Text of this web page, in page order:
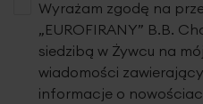
Wyrażam zgodę na
„EUROFIRANY” B.B.
siedzibą w Żywcu na
wiadomości
informacje o